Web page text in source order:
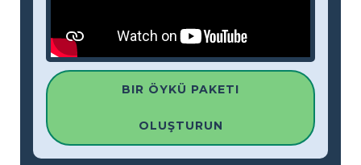
BIR ÖYKÜ PAKETI
OLUŞTURUN